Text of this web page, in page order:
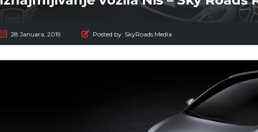
28 Januara, 2019 Posted by: SkyRoads Media